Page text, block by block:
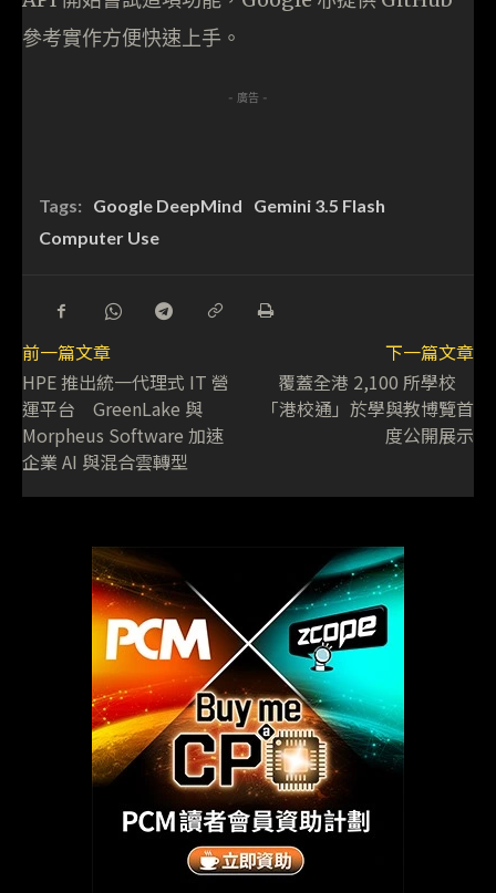
參考實作方便快速上手。
- 廣告 -
Tags: Google DeepMind
Gemini 3.5 Flash
Computer Use
前一篇文章
HPE 推出統一代理式 IT 營
運平台 GreenLake 與
Morpheus Software 加速
企業 AI 與混合雲轉型
下一篇文章
覆蓋全港 2,100 所學校
「港校通」於學與教博覽首
度公開展示